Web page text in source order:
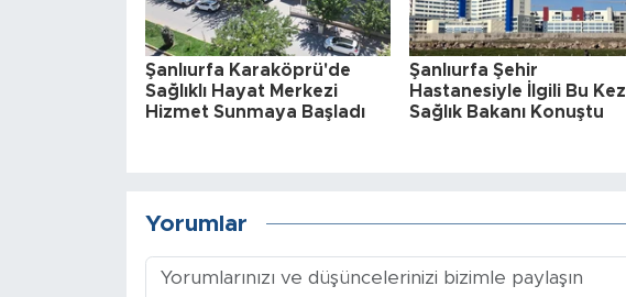
Şanlıurfa Karaköprü'de
Sağlıklı Hayat Merkezi
Hizmet Sunmaya Başladı
Şanlıurfa Şehir
Hastanesiyle İlgili Bu Kez
Sağlık Bakanı Konuştu
Yorumlar